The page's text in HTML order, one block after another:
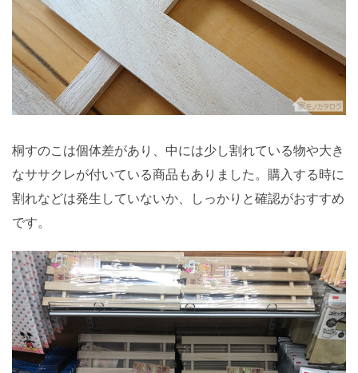
桐すのこは個体差があり、中には少し割れている物や大き
なササクレが付いている商品もありました。購入する時に
割れなどは発生していないか、しっかりと確認がおすすめ
です。